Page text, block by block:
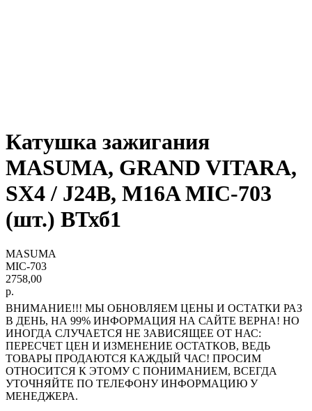
Катушка зажигания
MASUMA, GRAND VITARA,
SX4 / J24B, M16A MIC-703
(шт.) ВТхб1
MASUMA
MIC-703
2758,00
р.
ВНИМАНИЕ!!! МЫ ОБНОВЛЯЕМ ЦЕНЫ И ОСТАТКИ РАЗ
В ДЕНЬ, НА 99% ИНФОРМАЦИЯ НА САЙТЕ ВЕРНА! НО
ИНОГДА СЛУЧАЕТСЯ НЕ ЗАВИСЯЩЕЕ ОТ НАС:
ПЕРЕСЧЕТ ЦЕН И ИЗМЕНЕНИЕ ОСТАТКОВ, ВЕДЬ
ТОВАРЫ ПРОДАЮТСЯ КАЖДЫЙ ЧАС! ПРОСИМ
ОТНОСИТСЯ К ЭТОМУ С ПОНИМАНИЕМ, ВСЕГДА
УТОЧНЯЙТЕ ПО ТЕЛЕФОНУ ИНФОРМАЦИЮ У
МЕНЕДЖЕРА.